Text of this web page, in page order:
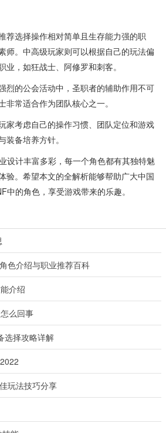
荐选择操作相对简单且生存能力强的职
师。中高级玩家则可以根据自己的玩法偏
，如狂战士、阿修罗和刺客。
烈的公会活动中，圣职者的辅助作用不可
常适合作为团队核心之一。
家考虑自己的操作习惯、团队定位和游戏
装备培养方针。
设计丰富多彩，每一个角色都有其独特魅
验。希望本文的全解析能够帮助广大中国
中的角色，享受游戏带来的乐趣。
色介绍与职业推荐百科
介绍
么回事
选择攻略详解
玩法技巧分享